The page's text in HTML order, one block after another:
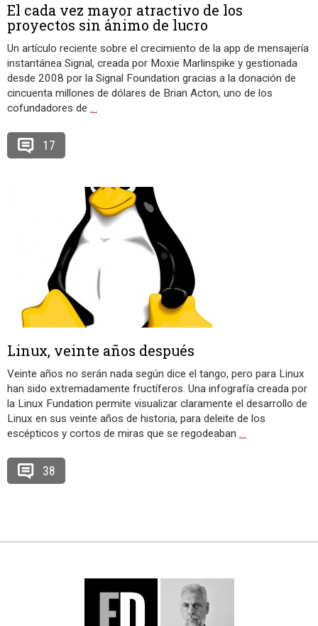
El cada vez mayor atractivo de los
proyectos sin ánimo de lucro
Un artículo reciente sobre el crecimiento de la app de mensajería
instantánea Signal, creada por Moxie Marlinspike y gestionada
desde 2008 por la Signal Foundation gracias a la donación de
cincuenta millones de dólares de Brian Acton, uno de los
cofundadores de …
17
Linux, veinte años después
Veinte años no serán nada según dice el tango, pero para Linux
han sido extremadamente fructíferos. Una infografía creada por
la Linux Fundation permite visualizar claramente el desarrollo de
Linux en sus veinte años de historia, para deleite de los
escépticos y cortos de miras que se regodeaban …
38